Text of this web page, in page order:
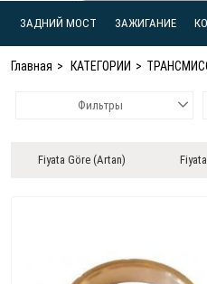
ЗАДНИЙ МОСТ ЗАЖИГАНИЕ
Главная КАТЕГОРИИ
Фильтры
Fiyata Göre (Artan)